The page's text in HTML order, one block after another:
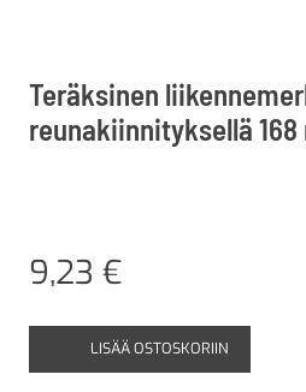
Teräksinen
reunakiinnityksellä 168
9,23 €
LISÄÄ OSTOSKORIIN